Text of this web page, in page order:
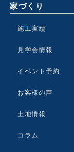
家づくり
施工実績
見学会情報
イベント予約
お客様の声
土地情報
コラム